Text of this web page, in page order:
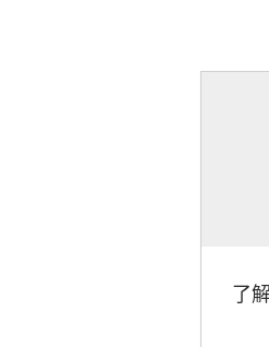
了